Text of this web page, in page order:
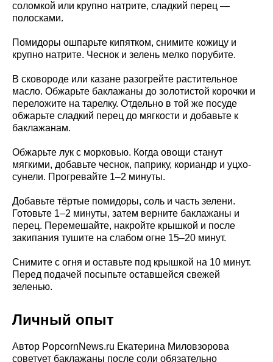
соломкой или крупно натрите, сладкий перец —
полосками.
Помидоры ошпарьте кипятком, снимите кожицу и
крупно натрите. Чеснок и зелень мелко порубите.
В сковороде или казане разогрейте растительное
масло. Обжарьте баклажаны до золотистой корочки и
переложите на тарелку. Отдельно в той же посуде
обжарьте сладкий перец до мягкости и добавьте к
баклажанам.
Обжарьте лук с морковью. Когда овощи станут
мягкими, добавьте чеснок, паприку, кориандр и уцхо-
сунели. Прогревайте 1–2 минуты.
Добавьте тёртые помидоры, соль и часть зелени.
Готовьте 1–2 минуты, затем верните баклажаны и
перец. Перемешайте, накройте крышкой и после
закипания тушите на слабом огне 15–20 минут.
Снимите с огня и оставьте под крышкой на 10 минут.
Перед подачей посыпьте оставшейся свежей
зеленью.
Личный опыт
Автор PopcornNews.ru Екатерина Миловзорова
советует баклажаны после соли обязательно